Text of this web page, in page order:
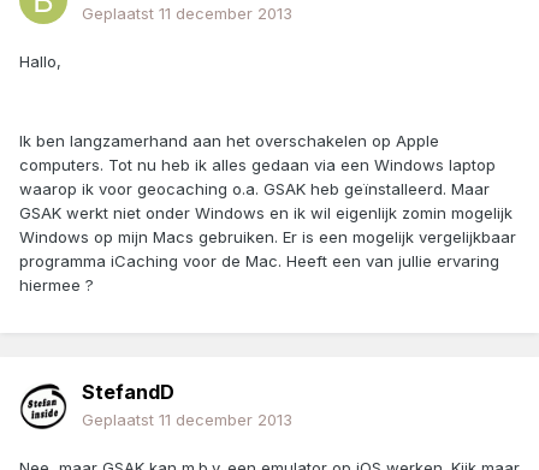
Geplaatst 11 december 2013
Hallo,
Ik ben langzamerhand aan het overschakelen op Apple
computers. Tot nu heb ik alles gedaan via een Windows laptop
waarop ik voor geocaching o.a. GSAK heb geïnstalleerd. Maar
GSAK werkt niet onder Windows en ik wil eigenlijk zomin mogelijk
Windows op mijn Macs gebruiken. Er is een mogelijk vergelijkbaar
programma iCaching voor de Mac. Heeft een van jullie ervaring
hiermee ?
StefandD
Geplaatst 11 december 2013